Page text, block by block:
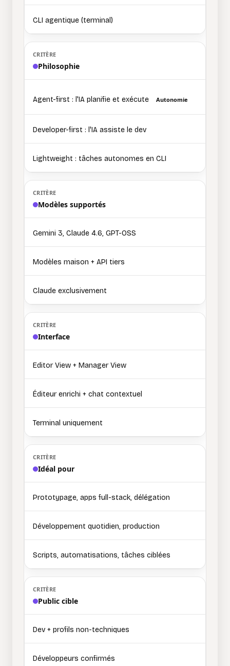
CLI agentique (terminal)
Philosophie
Agent-first : l'IA planifie et exécute Autonomie
Developer-first : l'IA assiste le dev
Lightweight : tâches autonomes en CLI
Modèles supportés
Gemini 3, Claude 4.6, GPT-OSS
Modèles maison + API tiers
Claude exclusivement
Interface
Editor View + Manager View
Éditeur enrichi + chat contextuel
Terminal uniquement
Idéal pour
Prototypage, apps full-stack, délégation
Développement quotidien, production
Scripts, automatisations, tâches ciblées
Public cible
Dev + profils non-techniques
Développeurs confirmés